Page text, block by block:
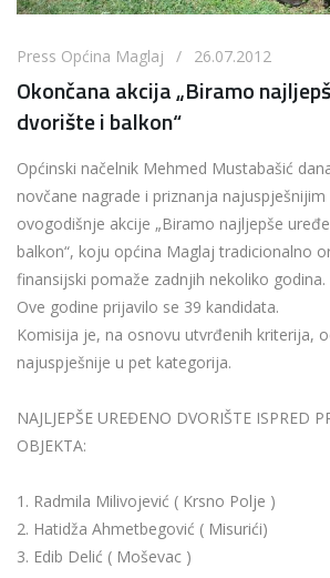
Press Općina Maglaj / 26.07.2012
Okončana akcija „Biramo
dvorište i balkon“
Općinski načelnik Mehmed Mustabašić
novčane nagrade i priznanja najuspješnijim
ovogodišnje akcije „Biramo najljepše
balkon“, koju općina Maglaj tradicionalno
finansijski pomaže zadnjih nekoliko godina.
Ove godine prijavilo se 39 kandidata.
Komisija je, na osnovu utvrđenih kriterija,
najuspješnije u pet kategorija.
NAJLJEPŠE UREĐENO DVORIŠTE ISPRED
OBJEKTA:
1. Radmila Milivojević ( Krsno Polje )
2. Hatidža Ahmetbegović ( Misurići)
3. Edib Delić ( Moševac )